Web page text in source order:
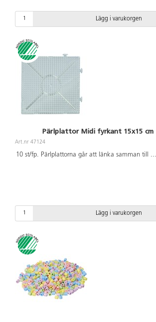
Lägg i varukorgen
Pärlplattor Midi fyrkant 15x15 cm
Art.nr 47124
10 st/fp. Pärlplattorna går att länka samman till ...
Lägg i varukorgen